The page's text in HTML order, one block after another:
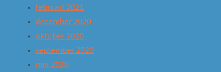
februari 2021
december 2020
oktober 2020
september 2020
mei 2020